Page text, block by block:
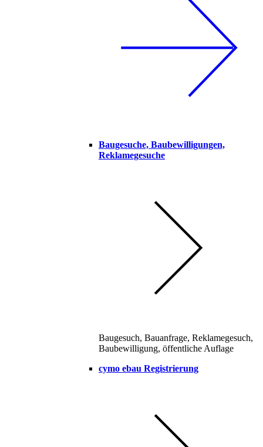
Baugesuche, Baubewilligungen,
Reklamegesuche
Baugesuch, Bauanfrage, Reklamegesuch,
Baubewilligung, öffentliche Auflage
cymo ebau Registrierung